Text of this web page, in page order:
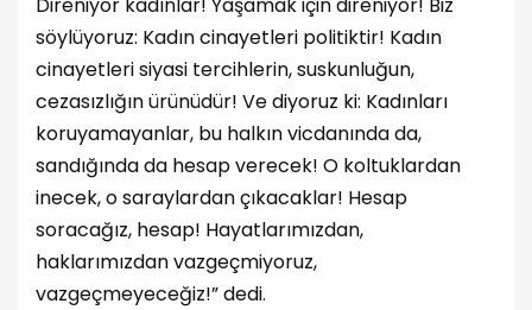
Direniyor kadınlar! Yaşamak için direniyor! Biz
söylüyoruz: Kadın cinayetleri politiktir! Kadın
cinayetleri siyasi tercihlerin, suskunluğun,
cezasızlığın ürünüdür! Ve diyoruz ki: Kadınları
koruyamayanlar, bu halkın vicdanında da,
sandığında da hesap verecek! O koltuklardan
inecek, o saraylardan çıkacaklar! Hesap
soracağız, hesap! Hayatlarımızdan,
haklarımızdan vazgeçmiyoruz,
vazgeçmeyeceğiz!” dedi.